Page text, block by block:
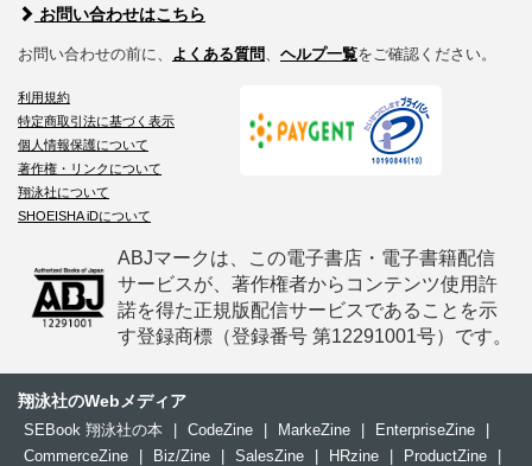
お問い合わせはこちら
お問い合わせの前に、 よくある質問、 ヘルプ一覧をご確認ください。
利用規約
特定商取引法に基づく表示
個人情報保護について
著作権・リンクについて
翔泳社について
SHOEISHA iDについて
ABJマークは、この電子書店・電子書籍配信
サービスが、著作権者からコンテンツ使用許
諾を得た正規版配信サービスであることを示
す登録商標（登録番号 第12291001号）です。
翔泳社のWebメディア
SEBook 翔泳社の本 CodeZine MarkeZine EnterpriseZine
CommerceZine
Biz/Zine SalesZine HRzine ProductZine